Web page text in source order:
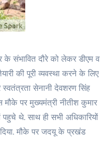
के संभावित दौरे को लेकर डीएम व
की पूरी व्यवस्था करने के लिए
स्वतंत्रता सेनानी देवशरण सिंह
मौके पर मुख्यमंत्री नीतीश कुमार
पहुचे थे. साथ ही सभी अधिकारियों
मौके पर जदयू के प्रखंड